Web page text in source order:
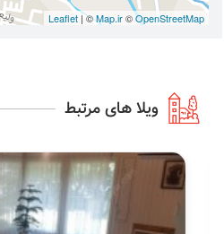
Leaflet | ©Map.ir©OpenStreetMap
ویلا های مرتبط